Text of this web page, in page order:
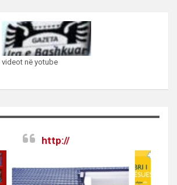
videot në yotube
http://